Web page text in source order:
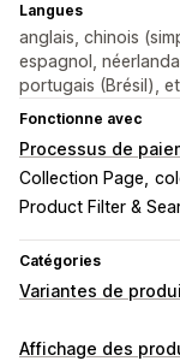
Langues
anglais, chinois
espagnol,
portugais (Brésil),
Fonctionne avec
Processus de
Collection Page
Product Filter &
Catégories
Variantes de
Personnalisation
Affichage des